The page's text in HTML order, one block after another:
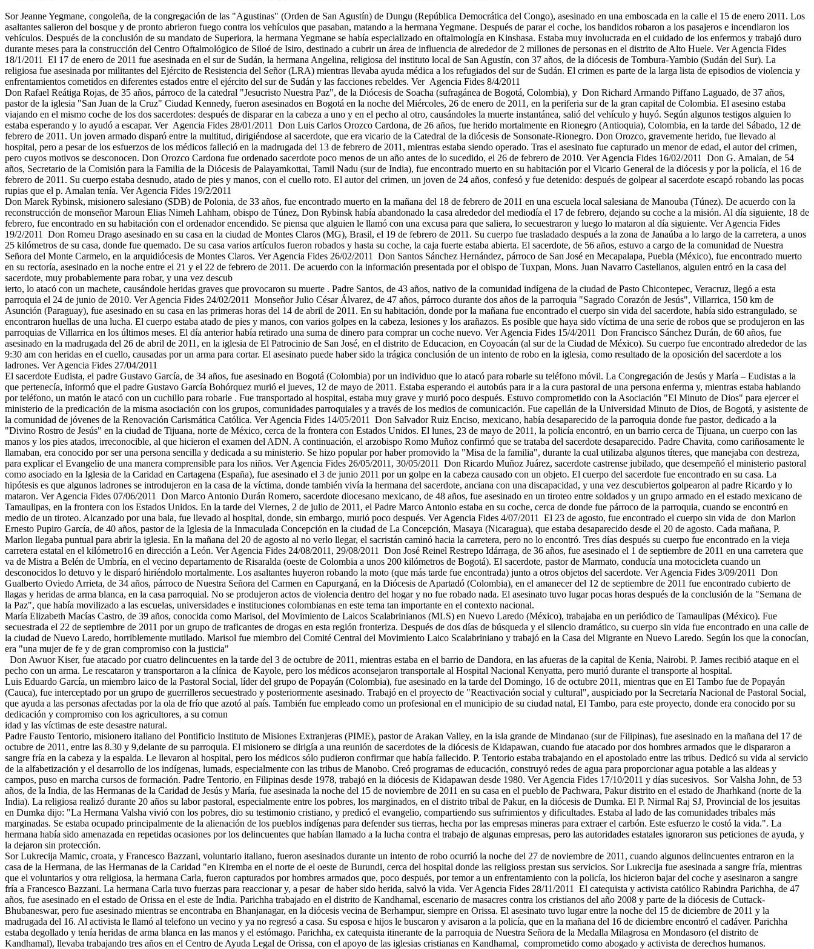
Sor Jeanne Yegmane, congoleña, de la congregación de las "Agustinas" (Orden de San Agustín) de Dungu (República Democrática del Congo), asesinado en una emboscada en la calle el 15 de enero 2011. Los
asaltantes salieron del bosque y de pronto abrieron fuego contra los vehículos que pasaban, matando a la hermana Yegmane. Después de parar el coche, los bandidos robaron a los pasajeros e incendiaron los
vehículos. Después de la conclusión de su mandato de Superiora, la hermana Yegmane se había especializado en oftalmología en Kinshasa. Estaba muy involucrada en el cuidado de los enfermos y trabajó duro
durante meses para la construcción del Centro Oftalmológico de Siloé de Isiro, destinado a cubrir un área de influencia de alrededor de 2 millones de personas en el distrito de Alto Huele. Ver Agencia Fides
18/1/2011 El 17 de enero de 2011 fue asesinada en el sur de Sudán, la hermana Angelina, religiosa del instituto local de San Agustín, con 37 años, de la diócesis de Tombura-Yambio (Sudán del Sur). La
religiosa fue asesinada por militantes del Ejército de Resistencia del Señor (LRA) mientras llevaba ayuda médica a los refugiados del sur de Sudán. El crimen es parte de la larga lista de episodios de violencia y
enfrentamientos cometidos en diferentes estados entre el ejército del sur de Sudán y las facciones rebeldes. Ver Agencia Fides 8/4/2011
Don Rafael Reátiga Rojas, de 35 años, párroco de la catedral "Jesucristo Nuestra Paz", de la Diócesis de Soacha (sufragánea de Bogotá, Colombia), y Don Richard Armando Piffano Laguado, de 37 años,
pastor de la iglesia "San Juan de la Cruz" Ciudad Kennedy, fueron asesinados en Bogotá en la noche del Miércoles, 26 de enero de 2011, en la periferia sur de la gran capital de Colombia. El asesino estaba
viajando en el mismo coche de los dos sacerdotes: después de disparar en la cabeza a uno y en el pecho al otro, causándoles la muerte instantánea, salió del vehículo y huyó. Según algunos testigos alguien lo
estaba esperando y lo ayudó a escapar. Ver Agencia Fides 28/01/2011 Don Luis Carlos Orozco Cardona, de 26 años, fue herido mortalmente en Rionegro (Antioquia), Colombia, en la tarde del Sábado, 12 de
febrero de 2011. Un joven armado disparó entre la multitud, dirigiéndose al sacerdote, que era vicario de la Catedral de la diócesis de Sonsonate-Rionegro. Don Orozco, gravemente herido, fue llevado al
hospital, pero a pesar de los esfuerzos de los médicos falleció en la madrugada del 13 de febrero de 2011, mientras estaba siendo operado. Tras el asesinato fue capturado un menor de edad, el autor del crimen,
pero cuyos motivos se desconocen. Don Orozco Cardona fue ordenado sacerdote poco menos de un año antes de lo sucedido, el 26 de febrero de 2010. Ver Agencia Fides 16/02/2011 Don G. Amalan, de 54
años, Secretario de la Comisión para la Familia de la Diócesis de Palayamkottai, Tamil Nadu (sur de India), fue encontrado muerto en su habitación por el Vicario General de la diócesis y por la policía, el 16 de
febrero de 2011. Su cuerpo estaba desnudo, atado de pies y manos, con el cuello roto. El autor del crimen, un joven de 24 años, confesó y fue detenido: después de golpear al sacerdote escapó robando las pocas
rupias que el p. Amalan tenía. Ver Agencia Fides 19/2/2011
Don Marek Rybinsk, misionero salesiano (SDB) de Polonia, de 33 años, fue encontrado muerto en la mañana del 18 de febrero de 2011 en una escuela local salesiana de Manouba (Túnez). De acuerdo con la
reconstrucción de monseñor Maroun Elias Nimeh Lahham, obispo de Túnez, Don Rybinsk había abandonado la casa alrededor del mediodía el 17 de febrero, dejando su coche a la misión. Al día siguiente, 18 de
febrero, fue encontrado en su habitación con el ordenador encendido. Se piensa que alguien le llamó con una excusa para que saliera, lo secuestraron y luego lo mataron al día siguiente. Ver Agencia Fides
19/2/2011 Don Romeu Drago asesinado en su casa en la ciudad de Montes Claros (MG), Brasil, el 19 de febrero de 2011. Su cuerpo fue trasladado después a la zona de Janaúba a lo largo de la carretera, a unos
25 kilómetros de su casa, donde fue quemado. De su casa varios artículos fueron robados y hasta su coche, la caja fuerte estaba abierta. El sacerdote, de 56 años, estuvo a cargo de la comunidad de Nuestra
Señora del Monte Carmelo, en la arquidiócesis de Montes Claros. Ver Agencia Fides 26/02/2011 Don Santos Sánchez Hernández, párroco de San José en Mecapalapa, Puebla (México), fue encontrado muerto
en su rectoría, asesinado en la noche entre el 21 y el 22 de febrero de 2011. De acuerdo con la información presentada por el obispo de Tuxpan, Mons. Juan Navarro Castellanos, alguien entró en la casa del
sacerdote, muy probablemente para robar, y una vez descub
ierto, lo atacó con un machete, causándole heridas graves que provocaron su muerte . Padre Santos, de 43 años, nativo de la comunidad indígena de la ciudad de Pasto Chicontepec, Veracruz, llegó a esta
parroquia el 24 de junio de 2010. Ver Agencia Fides 24/02/2011 Monseñor Julio César Álvarez, de 47 años, párroco durante dos años de la parroquia "Sagrado Corazón de Jesús", Villarrica, 150 km de
Asunción (Paraguay), fue asesinado en su casa en las primeras horas del 14 de abril de 2011. En su habitación, donde por la mañana fue encontrado el cuerpo sin vida del sacerdote, había sido estrangulado, se
encontraron huellas de una lucha. El cuerpo estaba atado de pies y manos, con varios golpes en la cabeza, lesiones y los arañazos. Es posible que haya sido víctima de una serie de robos que se produjeron en las
parroquias de Villarrica en los últimos meses. El día anterior había retirado una suma de dinero para comprar un coche nuevo. Ver Agencia Fides 15/4/2011 Don Francisco Sánchez Durán, de 60 años, fue
asesinado en la madrugada del 26 de abril de 2011, en la iglesia de El Patrocinio de San José, en el distrito de Educacion, en Coyoacán (al sur de la Ciudad de México). Su cuerpo fue encontrado alrededor de las
9:30 am con heridas en el cuello, causadas por un arma para cortar. El asesinato puede haber sido la trágica conclusión de un intento de robo en la iglesia, como resultado de la oposición del sacerdote a los
ladrones. Ver Agencia Fides 27/04/2011
El sacerdote Eudista, el padre Gustavo García, de 34 años, fue asesinado en Bogotá (Colombia) por un individuo que lo atacó para robarle su teléfono móvil. La Congregación de Jesús y María – Eudistas a la
que pertenecía, informó que el padre Gustavo García Bohórquez murió el jueves, 12 de mayo de 2011. Estaba esperando el autobús para ir a la cura pastoral de una persona enferma y, mientras estaba hablando
por teléfono, un matón le atacó con un cuchillo para robarle . Fue transportado al hospital, estaba muy grave y murió poco después. Estuvo comprometido con la Asociación "El Minuto de Dios" para ejercer el
ministerio de la predicación de la misma asociación con los grupos, comunidades parroquiales y a través de los medios de comunicación. Fue capellán de la Universidad Minuto de Dios, de Bogotá, y asistente de
la comunidad de jóvenes de la Renovación Carismática Católica. Ver Agencia Fides 14/05/2011 Don Salvador Ruiz Enciso, mexicano, había desaparecido de la parroquia donde fue pastor, dedicado a la
"Divino Rostro de Jesús" en la ciudad de Tijuana, norte de México, cerca de la frontera con Estados Unidos. El lunes, 23 de mayo de 2011, la policía encontró, en un barrio cerca de Tijuana, un cuerpo con las
manos y los pies atados, irreconocible, al que hicieron el examen del ADN. A continuación, el arzobispo Romo Muñoz confirmó que se trataba del sacerdote desaparecido. Padre Chavita, como cariñosamente le
llamaban, era conocido por ser una persona sencilla y dedicada a su ministerio. Se hizo popular por haber promovido la "Misa de la familia", durante la cual utilizaba algunos títeres, que manejaba con destreza,
para explicar el Evangelio de una manera comprensible para los niños. Ver Agencia Fides 26/05/2011, 30/05/2011 Don Ricardo Muñoz Juárez, sacerdote castrense jubilado, que desempeñó el ministerio pastoral
como asociado en la Iglesia de la Caridad en Cartagena (España), fue asesinado el 3 de junio 2011 por un golpe en la cabeza causado con un objeto. El cuerpo del sacerdote fue encontrado en su casa. La
hipótesis es que algunos ladrones se introdujeron en la casa de la víctima, donde también vivía la hermana del sacerdote, anciana con una discapacidad, y una vez descubiertos golpearon al padre Ricardo y lo
mataron. Ver Agencia Fides 07/06/2011 Don Marco Antonio Durán Romero, sacerdote diocesano mexicano, de 48 años, fue asesinado en un tiroteo entre soldados y un grupo armado en el estado mexicano de
Tamaulipas, en la frontera con los Estados Unidos. En la tarde del Viernes, 2 de julio de 2011, el Padre Marco Antonio estaba en su coche, cerca de donde fue párroco de la parroquia, cuando se encontró en
medio de un tiroteo. Alcanzado por una bala, fue llevado al hospital, donde, sin embargo, murió poco después. Ver Agencia Fides 4/07/2011 El 23 de agosto, fue encontrado el cuerpo sin vida de don Marlon
Ernesto Pupiro García, de 40 años, pastor de la Iglesia de la Inmaculada Concepción en la ciudad de La Concepción, Masaya (Nicaragua), que estaba desaparecido desde el 20 de agosto. Cada mañana, P.
Marlon llegaba puntual para abrir la iglesia. En la mañana del 20 de agosto al no verlo llegar, el sacristán caminó hacia la carretera, pero no lo encontró. Tres días después su cuerpo fue encontrado en la vieja
carretera estatal en el kilómetro16 en dirección a León. Ver Agencia Fides 24/08/2011, 29/08/2011 Don José Reinel Restrepo Idárraga, de 36 años, fue asesinado el 1 de septiembre de 2011 en una carretera que
va de Mistra a Belén de Umbría, en el vecino departamento de Risaralda (oeste de Colombia a unos 200 kilómetros de Bogotá). El sacerdote, pastor de Marmato, conducía una motocicleta cuando un
desconocidos lo detuvo y le disparó hiriéndolo mortalmente. Los asaltantes huyeron robando la moto (que más tarde fue encontrada) junto a otros objetos del sacerdote. Ver Agencia Fides 3/09/2011 Don
Gualberto Oviedo Arrieta, de 34 años, párroco de Nuestra Señora del Carmen en Capurganá, en la Diócesis de Apartadó (Colombia), en el amanecer del 12 de septiembre de 2011 fue encontrado cubierto de
llagas y heridas de arma blanca, en la casa parroquial. No se produjeron actos de violencia dentro del hogar y no fue robado nada. El asesinato tuvo lugar pocas horas después de la conclusión de la "Semana de
la Paz", que había movilizado a las escuelas, universidades e instituciones colombianas en este tema tan importante en el contexto nacional.
María Elizabeth Macías Castro, de 39 años, conocida como Marisol, del Movimiento de Laicos Scalabrinianos (MLS) en Nuevo Laredo (México), trabajaba en un periódico de Tamaulipas (México). Fue
secuestrada el 22 de septiembre de 2011 por un grupo de traficantes de drogas en esta región fronteriza. Después de dos días de búsqueda y el silencio dramático, su cuerpo sin vida fue encontrado en una calle de
la ciudad de Nuevo Laredo, horriblemente mutilado. Marisol fue miembro del Comité Central del Movimiento Laico Scalabriniano y trabajó en la Casa del Migrante en Nuevo Laredo. Según los que la conocían,
era "una mujer de fe y de gran compromiso con la justicia"
Don Awuor Kiser, fue atacado por cuatro delincuentes en la tarde del 3 de octubre de 2011, mientras estaba en el barrio de Dandora, en las afueras de la capital de Kenia, Nairobi. P. James recibió ataque en el
pecho con un arma. Le rescataron y transportaron a la clínica de Kayole, pero los médicos aconsejaron transportale al Hospital Nacional Kenyatta, pero murió durante el transporte al hospital.
Luis Eduardo García, un miembro laico de la Pastoral Social, líder del grupo de Popayán (Colombia), fue asesinado en la tarde del Domingo, 16 de octubre 2011, mientras que en El Tambo fue de Popayán
(Cauca), fue interceptado por un grupo de guerrilleros secuestrado y posteriormente asesinado. Trabajó en el proyecto de "Reactivación social y cultural", auspiciado por la Secretaría Nacional de Pastoral Social,
que ayuda a las personas afectadas por la ola de frío que azotó al país. También fue empleado como un profesional en el municipio de su ciudad natal, El Tambo, para este proyecto, donde era conocido por su
dedicación y compromiso con los agricultores, a su comun
idad y las víctimas de este desastre natural.
Padre Fausto Tentorio, misionero italiano del Pontificio Instituto de Misiones Extranjeras (PIME), pastor de Arakan Valley, en la isla grande de Mindanao (sur de Filipinas), fue asesinado en la mañana del 17 de
octubre de 2011, entre las 8.30 y 9,delante de su parroquia. El misionero se dirigía a una reunión de sacerdotes de la diócesis de Kidapawan, cuando fue atacado por dos hombres armados que le dispararon a
sangre fría en la cabeza y la espalda. Le llevaron al hospital, pero los médicos sólo pudieron confirmar que había fallecido. P. Tentorio estaba trabajando en el apostolado entre las tribus. Dedicó su vida al servicio
de la alfabetización y el desarrollo de los indígenas, lumads, especialmente con las tribus de Manobo. Creó programas de educación, construyó redes de agua para proporcionar agua potable a las aldeas y
campos, puso en marcha cursos de formación. Padre Tentorio, en Filipinas desde 1978, trabajó en la diócesis de Kidapawan desde 1980. Ver Agencia Fides 17/10/2011 y días sucesivos. Sor Valsha John, de 53
años, de la India, de las Hermanas de la Caridad de Jesús y María, fue asesinada la noche del 15 de noviembre de 2011 en su casa en el pueblo de Pachwara, Pakur distrito en el estado de Jharhkand (norte de la
India). La religiosa realizó durante 20 años su labor pastoral, especialmente entre los pobres, los marginados, en el distrito tribal de Pakur, en la diócesis de Dumka. El P. Nirmal Raj SJ, Provincial de los jesuitas
en Dumka dijo: "La Hermana Valsha vivió con los pobres, dio su testimonio cristiano, y predicó el evangelio, compartiendo sus sufrimientos y dificultades. Estaba al lado de las comunidades tribales más
marginadas. Se estaba ocupado principalmente de la alienación de los pueblos indígenas para defender sus tierras, hecha por las empresas mineras para extraer el carbón. Este esfuerzo le costó la vida.". La
hermana había sido amenazada en repetidas ocasiones por los delincuentes que habían llamado a la lucha contra el trabajo de algunas empresas, pero las autoridades estatales ignoraron sus peticiones de ayuda, y
la dejaron sin protección.
Sor Lukrecija Mamic, croata, y Francesco Bazzani, voluntario italiano, fueron asesinados durante un intento de robo ocurrió la noche del 27 de noviembre de 2011, cuando algunos delincuentes entraron en la
casa de la Hermana, de las Hermanas de la Caridad "en Kiremba en el norte de el oeste de Burundi, cerca del hospital donde las religioss prestan sus servicios. Sor Lukrecija fue asesinada a sangre fría, mientras
que el voluntarios y otra religiosa, la hermana Carla, fueron capturados por hombres armados que, poco después, por temor a un enfrentamiento con la policía, los hicieron bajar del coche y asesinaron a sangre
fría a Francesco Bazzani. La hermana Carla tuvo fuerzas para reaccionar y, a pesar de haber sido herida, salvó la vida. Ver Agencia Fides 28/11/2011 El catequista y activista católico Rabindra Parichha, de 47
años, fue asesinado en el estado de Orissa en el este de India. Parichha trabajado en el distrito de Kandhamal, escenario de masacres contra los cristianos del año 2008 y parte de la diócesis de Cuttack-
Bhubaneswar, pero fue asesinado mientras se encontraba en Bhanjanagar, en la diócesis vecina de Berhampur, siempre en Orissa. El asesinato tuvo lugar entre la noche del 15 de diciembre de 2011 y la
madrugada del 16. Al activista le llamó al telefono un vecino y ya no regresó a casa. Su esposa e hijos le buscaron y avisaron a la policía, que en la mañana del 16 de diciembre encontró el cadáver. Parichha
estaba degollado y tenía heridas de arma blanca en las manos y el estómago. Parichha, ex catequista itinerante de la parroquia de Nuestra Señora de la Medalla Milagrosa en Mondasoro (el distrito de
Kandhamal), llevaba trabajando tres años en el Centro de Ayuda Legal de Orissa, con el apoyo de las iglesias cristianas en Kandhamal, comprometido como abogado y activista de derechos humanos.